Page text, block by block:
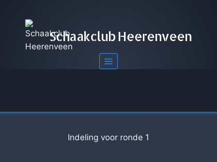
inhoud
Schaakclub Heerenveen
Indeling voor ronde 1